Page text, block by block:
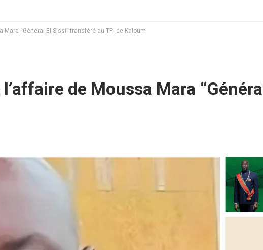
“Général El Sissi” transféré au TPI de Kaloum
de Moussa Mara